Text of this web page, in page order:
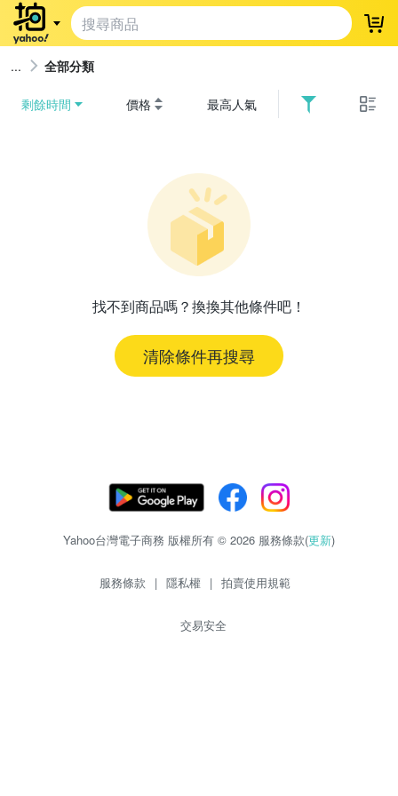
登
全部分類
剩餘時間 價格 最高人氣
找不到商品嗎？換換其他條件吧！
清除條件再搜尋
Yahoo台灣電子商務 版權所有 © 2026 服務條款(更新)
服務條款 | 隱私權 | 拍賣使用規範
交易安全